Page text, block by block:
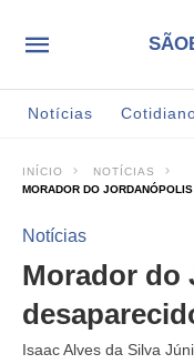
Notícias
INÍCIO
NOTÍCIAS
MORADOR DO
Notícias
Morador do
Isaac Alves da Silva